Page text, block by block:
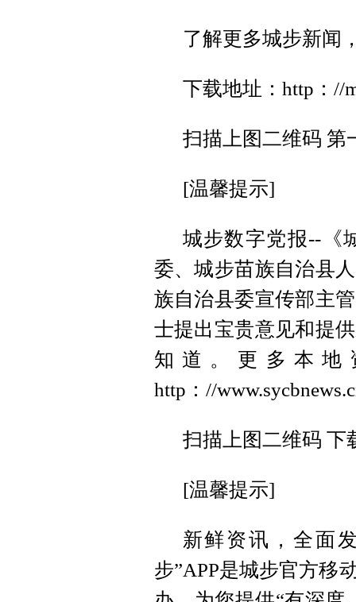
了解更多城步新闻
下载地址：http：//
扫描上图二维码 第
[温馨提示]
城步数字党报--《
委、城步苗族自治县
族自治县委宣传部主
士提出宝贵意见和提
知道。更多本
http：//
扫描上图二维码 下
[温馨提示]
新鲜资讯，全面
步”APP是城步官方移